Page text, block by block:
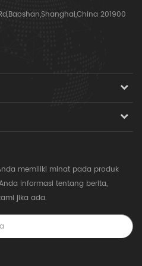
201900
memiliki minat pada produk
informasi tentang berita,
jika ada.